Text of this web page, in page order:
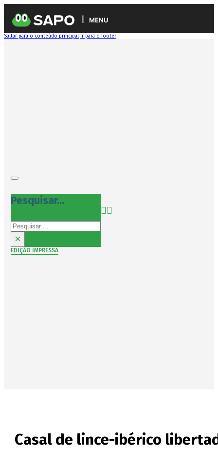
MENU
Saltar para o conteúdo principal Ir para o footer
Pesquisar...
Pesquisar
×
EDIÇÃO IMPRESSA
Casal de lince-ibérico